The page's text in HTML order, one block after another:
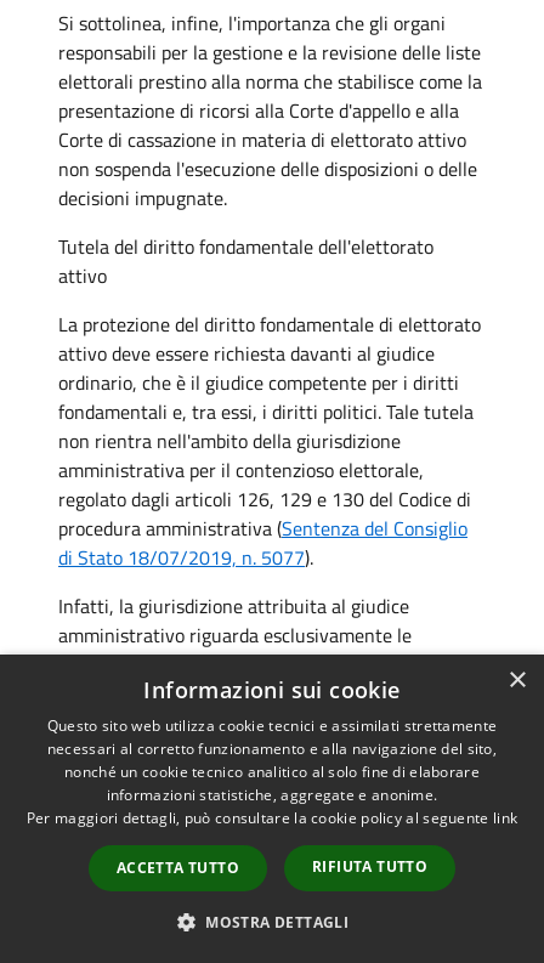
Si sottolinea, infine, l'importanza che gli organi
responsabili per la gestione e la revisione delle liste
elettorali prestino alla norma che stabilisce come la
presentazione di ricorsi alla Corte d'appello e alla
Corte di cassazione in materia di elettorato attivo
non sospenda l'esecuzione delle disposizioni o delle
decisioni impugnate.
Tutela del diritto fondamentale dell'elettorato
attivo
La protezione del diritto fondamentale di elettorato
attivo deve essere richiesta davanti al giudice
ordinario, che è il giudice competente per i diritti
fondamentali e, tra essi, i diritti politici. Tale tutela
non rientra nell'ambito della giurisdizione
amministrativa per il contenzioso elettorale,
regolato dagli articoli 126, 129 e 130 del Codice di
procedura amministrativa (Sentenza del Consiglio
di Stato 18/07/2019, n. 5077).
Infatti, la giurisdizione attribuita al giudice
amministrativo riguarda esclusivamente le
"operazioni elettorali", cioè la regolarità delle
procedure elettorali, che riguardano gli interessi
legittimi delle singole posizioni, ma non i diritti
soggettivi. Pur comprendendo non solo le attività di
voto, ma anche il procedimento elettorale
preparatorio e tutti gli atti correlati, dal nomina dei
comitati elettorali fino alla proclamazione degli
eletti, le controversie che riguardano il diritto
soggettivo, come il diritto di elettorato attivo, sono
di competenza dell'autorità giudiziaria ordinaria
×
Informazioni sui cookie
Questo sito web utilizza cookie tecnici e assimilati strettamente
necessari al corretto funzionamento e alla navigazione del sito,
nonché un cookie tecnico analitico al solo fine di elaborare
informazioni statistiche, aggregate e anonime.
Per maggiori dettagli, può consultare la cookie policy al seguente link
ACCETTA TUTTO RIFIUTA TUTTO
MOSTRA DETTAGLI